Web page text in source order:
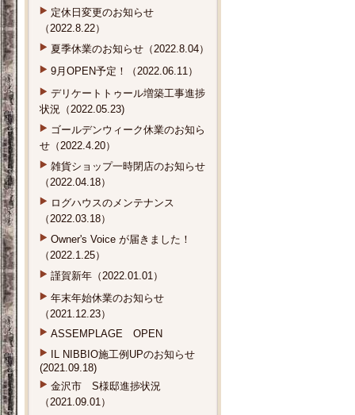
定休日変更のお知らせ
（2022.8.22）
夏季休業のお知らせ（2022.8.04）
9月OPEN予定！（2022.06.11）
デリケートトゥール増築工事進捗
状況（2022.05.23)
ゴールデンウィーク休業のお知ら
せ（2022.4.20）
雑貨ショップ一時閉店のお知らせ
（2022.04.18）
ログハウスのメンテナンス
（2022.03.18）
Owner's Voice が届きました！
（2022.1.25）
謹賀新年（2022.01.01）
年末年始休業のお知らせ
（2021.12.23）
ASSEMPLAGE OPEN
IL NIBBIO施工例UPのお知らせ
(2021.09.18)
金沢市 S様邸進捗状況
（2021.09.01）